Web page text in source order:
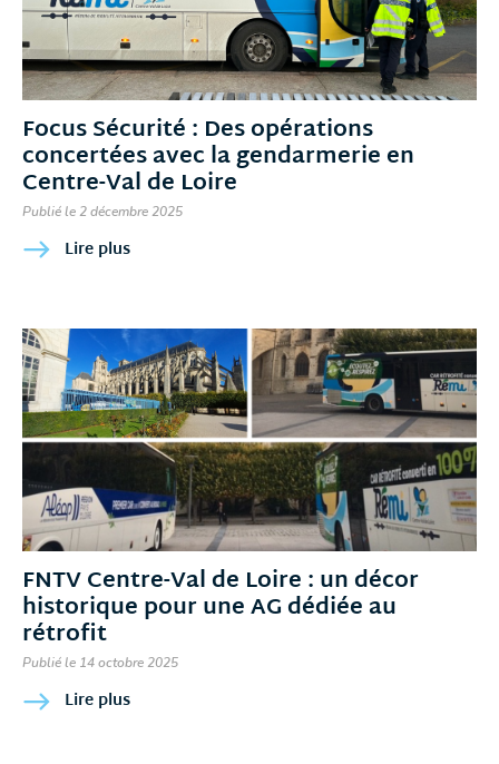
Focus Sécurité : Des opérations
concertées avec la gendarmerie en
Centre-Val de Loire
Publié le 2 décembre 2025
Lire plus
FNTV Centre-Val de Loire : un décor
historique pour une AG dédiée au
rétrofit
Publié le 14 octobre 2025
Lire plus